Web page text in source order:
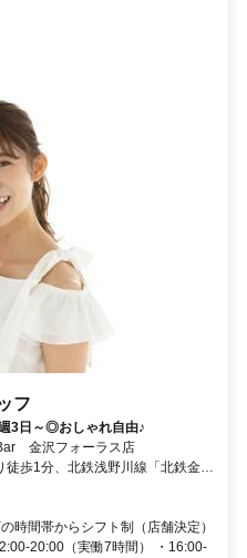
フ
3日～◎おしゃれ自由♪
金沢フォーラス店
歩1分、北鉄浅野川線「北鉄金沢
時間帯からシフト制（店舗決定）
20:00（実働7時間） ・16:00-